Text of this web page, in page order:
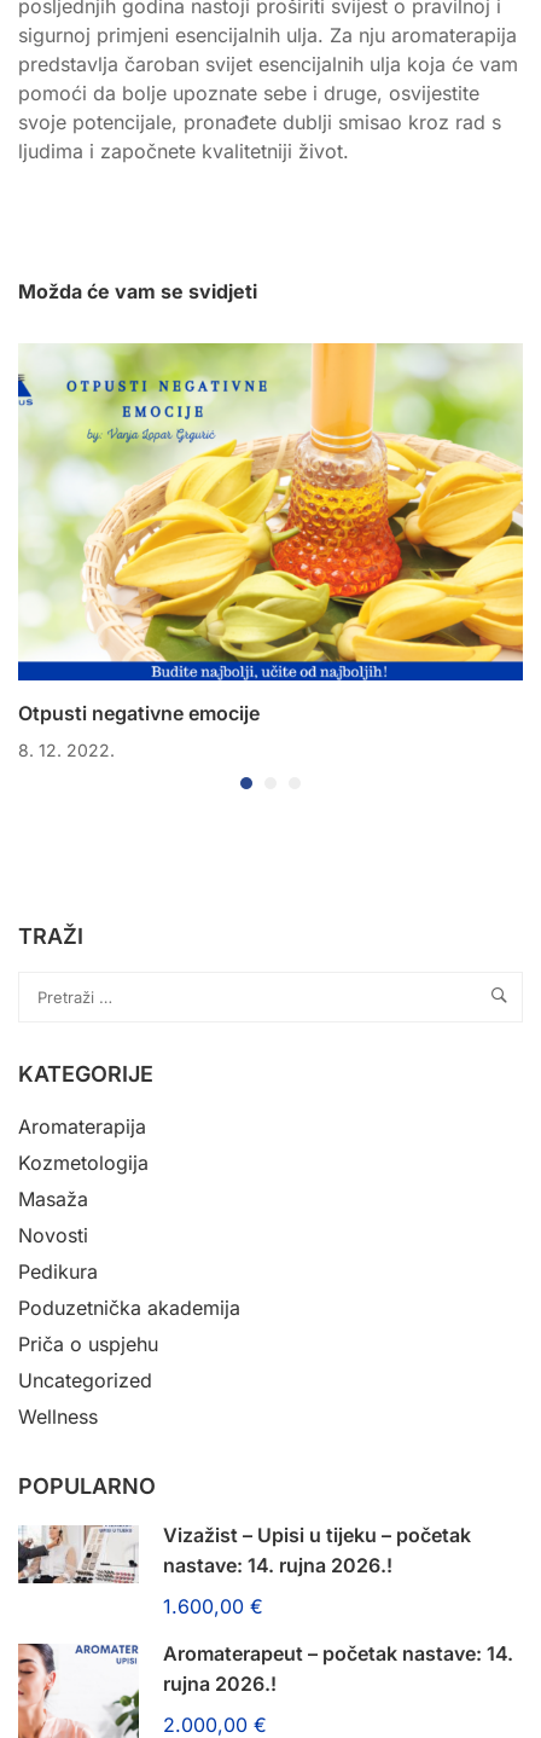
posljednjih godina nastoji proširiti svijest o pravilnoj i
sigurnoj primjeni esencijalnih ulja. Za nju aromaterapija
predstavlja čaroban svijet esencijalnih ulja koja će vam
pomoći da bolje upoznate sebe i druge, osvijestite
svoje potencijale, pronađete dublji smisao kroz rad s
ljudima i započnete kvalitetniji život.
Možda će vam se svidjeti
Otpusti negativne emocije
8. 12. 2022.
TRAŽI
KATEGORIJE
Aromaterapija
Kozmetologija
Masaža
Novosti
Pedikura
Poduzetnička akademija
Priča o uspjehu
Uncategorized
Wellness
POPULARNO
Vizažist – Upisi u tijeku – početak
nastave: 14. rujna 2026.!
1.600,00 €
Aromaterapeut – početak nastave: 14.
rujna 2026.!
2.000,00 €